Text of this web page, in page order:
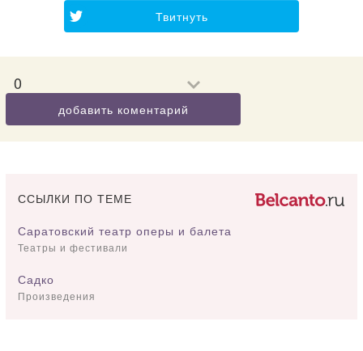
Твитнуть
0
добавить коментарий
ССЫЛКИ ПО ТЕМЕ
Саратовский театр оперы и балета
Театры и фестивали
Садко
Произведения